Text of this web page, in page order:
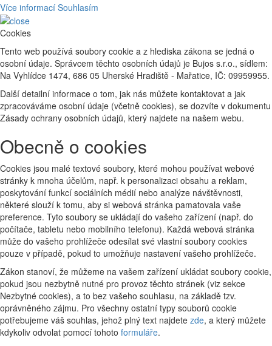
Více informací Souhlasím
Cookies
Tento web používá soubory cookie a z hlediska zákona se jedná o
osobní údaje. Správcem těchto osobních údajů je Bujos s.r.o., sídlem:
Na Vyhlídce 1474, 686 05 Uherské Hradiště - Mařatice, IČ: 09959955.
Další detailní informace o tom, jak nás můžete kontaktovat a jak
zpracováváme osobní údaje (včetně cookies), se dozvíte v dokumentu
Zásady ochrany osobních údajů, který najdete na našem webu.
Obecně o cookies
Cookies jsou malé textové soubory, které mohou používat webové
stránky k mnoha účelům, např. k personalizaci obsahu a reklam,
poskytování funkcí sociálních médií nebo analýze návštěvnosti,
některé slouží k tomu, aby si webová stránka pamatovala vaše
preference. Tyto soubory se ukládají do vašeho zařízení (např. do
počítače, tabletu nebo mobilního telefonu). Každá webová stránka
může do vašeho prohlížeče odesílat své vlastní soubory cookies
pouze v případě, pokud to umožňuje nastavení vašeho prohlížeče.
Zákon stanoví, že můžeme na vašem zařízení ukládat soubory cookie,
pokud jsou nezbytně nutné pro provoz těchto stránek (viz sekce
Nezbytné cookies), a to bez vašeho souhlasu, na základě tzv.
oprávněného zájmu. Pro všechny ostatní typy souborů cookie
potřebujeme váš souhlas, jehož plný text najdete zde, a který můžete
kdykoliv odvolat pomocí tohoto formuláře.